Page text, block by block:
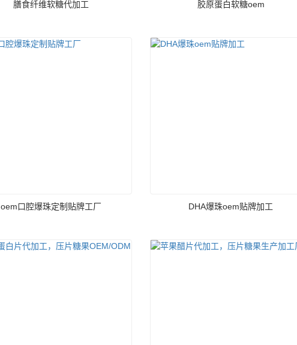
膳食纤维软糖代加工 胶原蛋白软糖oem
oem口腔爆珠定制贴牌工厂 DHA爆珠oem贴牌加工